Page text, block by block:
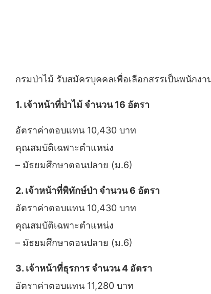
กรมป่าไม้ รับสมัครบุคคลเพื่อเลือกสรรเป็นพนักง
1. เจ้าหน้าที่ป่าไม้ จำนวน 16 อัตรา
อัตราค่าตอบแทน 10,430 บาท
คุณสมบัติเฉพาะตำแหน่ง
– มัธยมศึกษาตอนปลาย (ม.6)
2. เจ้าหน้าที่พิทักษ์ป่า จำนวน 6 อัตรา
อัตราค่าตอบแทน 10,430 บาท
คุณสมบัติเฉพาะตำแหน่ง
– มัธยมศึกษาตอนปลาย (ม.6)
3. เจ้าหน้าที่ธุรการ จำนวน 4 อัตรา
อัตราค่าตอบแทน 11,280 บาท